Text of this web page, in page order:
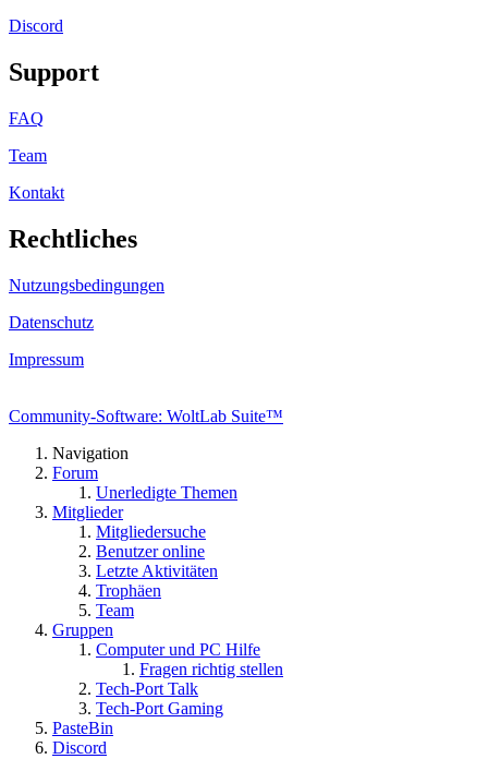
Discord
Support
FAQ
Team
Kontakt
Rechtliches
Nutzungsbedingungen
Datenschutz
Impressum
Community-Software: WoltLab Suite™
Navigation
Forum
Unerledigte Themen
Mitglieder
Mitgliedersuche
Benutzer online
Letzte Aktivitäten
Trophäen
Team
Gruppen
Computer und PC Hilfe
Fragen richtig stellen
Tech-Port Talk
Tech-Port Gaming
PasteBin
Discord